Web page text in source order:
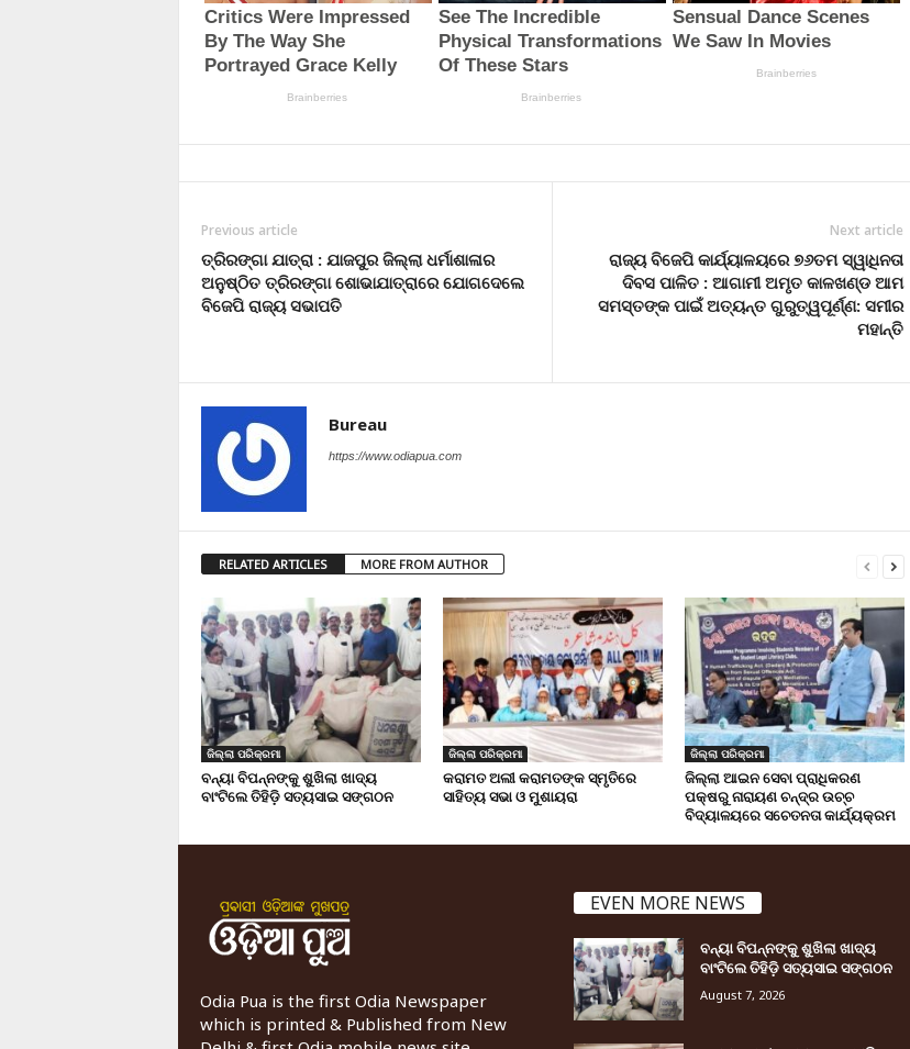
Previous article
ତ୍ରିରଙ୍ଗା ଯାତ୍ରା : ଯାଜପୁର ଜିଲ୍ଲା ଧର୍ମାଶାଳାର
ଅନୁଷ୍ଠିତ ତ୍ରିରଙ୍ଗା ଶୋଭାଯାତ୍ରାରେ ଯୋଗଦେଲେ
ବିଜେପି ରାଜ୍ୟ ସଭାପତି
Next article
ରାଜ୍ୟ ବିଜେପି କାର୍ଯ୍ୟାଳୟରେ ୭୬ତମ ସ୍ୱାଧିନତା
ଦିବସ ପାଳିତ : ଆଗାମୀ ଅମୃତ କାଳଖଣ୍ଡ ଆମ
ସମସ୍ତଙ୍କ ପାଇଁ ଅତ୍ୟନ୍ତ ଗୁରୁତ୍ୱପୂର୍ଣ୍ଣ: ସମୀର
ମହାନ୍ତି
Bureau
https://www.odiapua.com
RELATED ARTICLES MORE FROM AUTHOR
ଜିଲ୍ଲା ପରିକ୍ରମା
ବନ୍ୟା ବିପନ୍ନଙ୍କୁ ଶୁଖିଲା ଖାଦ୍ୟ
ବାଂଟିଲେ ତିହିଡି଼ ସତ୍ୟସାଇ ସଙ୍ଗଠନ
ଜିଲ୍ଲା ପରିକ୍ରମା
କରାମତ ଅଲୀ କରାମତଙ୍କ ସ୍ମୃତିରେ
ସାହିତ୍ୟ ସଭା ଓ ମୁଶାୟରା
ଜିଲ୍ଲା ପରିକ୍ରମା
ଜିଲ୍ଲା ଆଇନ ସେବା ପ୍ରାଧିକରଣ
ପକ୍ଷରୁ ନାରାୟଣ ଚନ୍ଦ୍ର ଉଚ୍ଚ
ବିଦ୍ୟାଳୟରେ ସଚେତନତା କାର୍ଯ୍ୟକ୍ରମ
Odia Pua is the first Odia Newspaper
which is printed & Published from New
EVEN MORE NEWS
ବନ୍ୟା ବିପନ୍ନଙ୍କୁ ଶୁଖିଲା ଖାଦ୍ୟ
ବାଂଟିଲେ ତିହିଡି଼ ସତ୍ୟସାଇ ସଙ୍ଗଠନ
August 7, 2026